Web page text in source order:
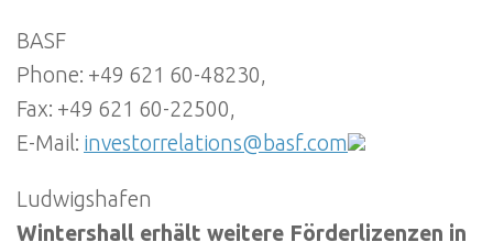
BASF
Phone: +49 621 60-48230,
Fax: +49 621 60-22500,
E-Mail: investorrelations@basf.com
Ludwigshafen
Wintershall erhält weitere Förderlizenzen in